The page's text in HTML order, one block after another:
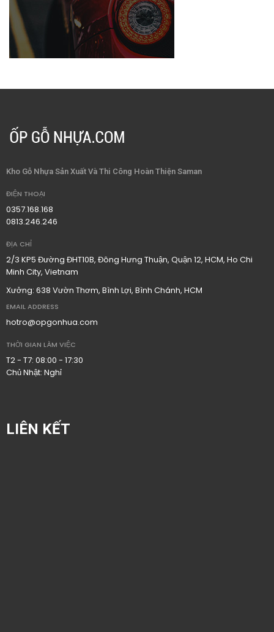
Kho Gỗ Nhựa Sản Xuất Và Thi Công Hoàn Thiện Saman
ĐIỆN THOẠI
0357.168.168
0813.246.246
ĐỊA CHỈ
2/3 KP5 Đường ĐHT10B, Đông Hưng Thuận, Quận 12, HCM, Ho Chi
Minh City, Vietnam
Xưởng: 638 Vườn Thơm, Bình Lợi, Bình Chánh, HCM
EMAIL ADDRESS
hotro@opgonhua.com
THỜI GIAN LÀM VIỆC
T2 - T7: 08:00 - 17:30
Chủ Nhật: Nghỉ
LIÊN KẾT